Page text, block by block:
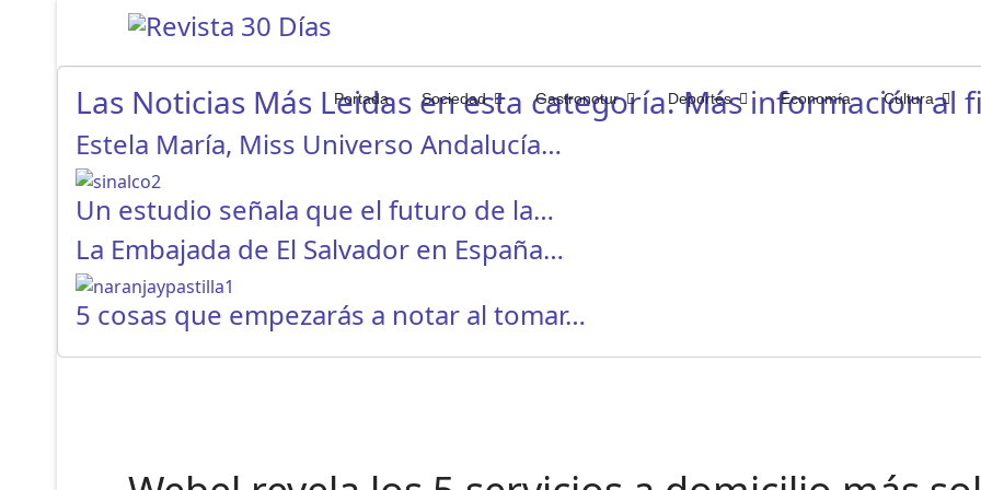
Portada Sociedad Gastronotur Deportes Economía Cultura
Las Noticias Más Leidas en esta categoría. Más información al
Estela María, Miss Universo Andalucía…
Un estudio señala que el futuro de la…
La Embajada de El Salvador en España…
5 cosas que empezarás a notar al tomar…